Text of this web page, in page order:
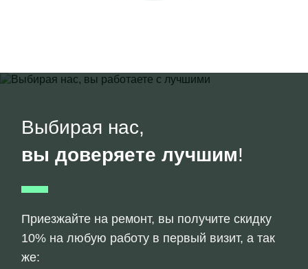
Выбирая нас,
вы доверяете лучшим!
Приезжайте на ремонт, вы получите скидку
10% на любую работу в первый визит, а так
же: